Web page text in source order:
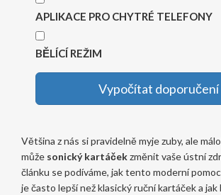
APLIKACE PRO CHYTRÉ TELEFONY
BĚLÍCÍ REŽIM
Vypočítat doporučení
Většina z nás si pravidelně myje zuby, ale
může sonický kartáčekzměnit vaše ústní
článku se podíváme, jak tento moderní
je často lepší než klasický ruční kartáček a